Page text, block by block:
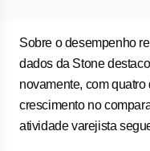
Sobre o desempenho
dados da Stone
novamente, com
crescimento no
atividade varejista